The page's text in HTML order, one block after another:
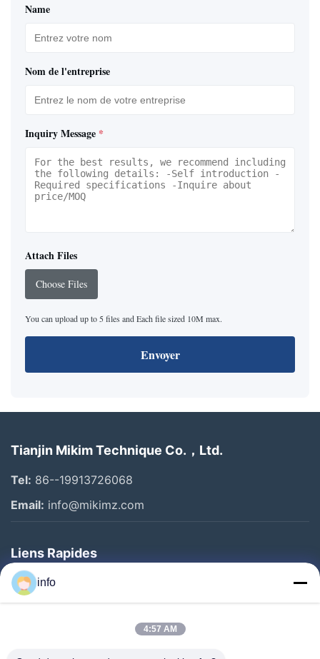
Name
Nom de l'entreprise
Inquiry Message *
Attach Files
Choose Files
You can upload up to 5 files and Each file sized 10M max.
Envoyer
Tianjin Mikim Technique Co.，Ltd.
Tel: 86--19913726068
Email: info@mikimz.com
Liens Rapides
Accueil
Produits
Spectacle De Réalité Virtuelle
info
4:57 AM